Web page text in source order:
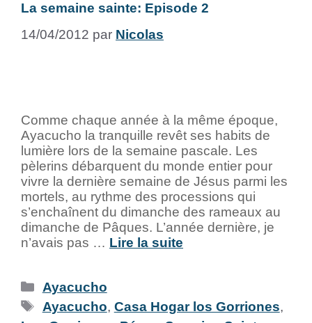
La semaine sainte: Episode 2
14/04/2012 par Nicolas
Comme chaque année à la même époque,
Ayacucho la tranquille revêt ses habits de
lumière lors de la semaine pascale. Les
pèlerins débarquent du monde entier pour
vivre la dernière semaine de Jésus parmi les
mortels, au rythme des processions qui
s’enchaînent du dimanche des rameaux au
dimanche de Pâques. L’année dernière, je
n’avais pas … Lire la suite
Ayacucho
Ayacucho, Casa Hogar los Gorriones,